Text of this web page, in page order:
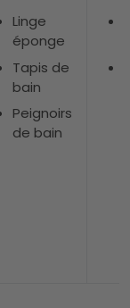
Linge
éponge
Tapis de
bain
Peignoirs
de bain